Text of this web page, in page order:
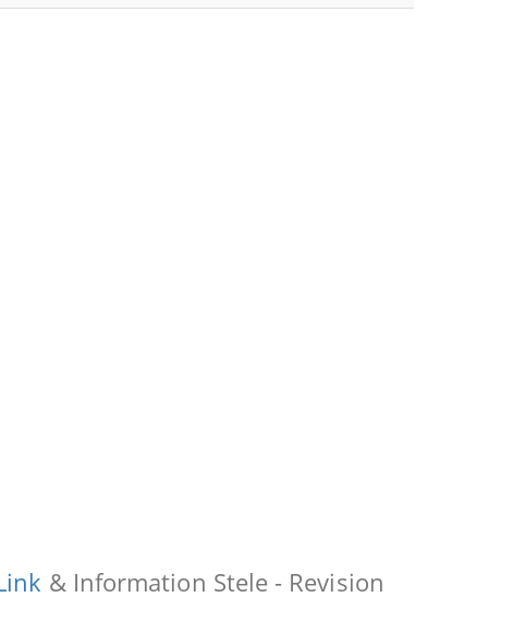
& Information Stele - Revision